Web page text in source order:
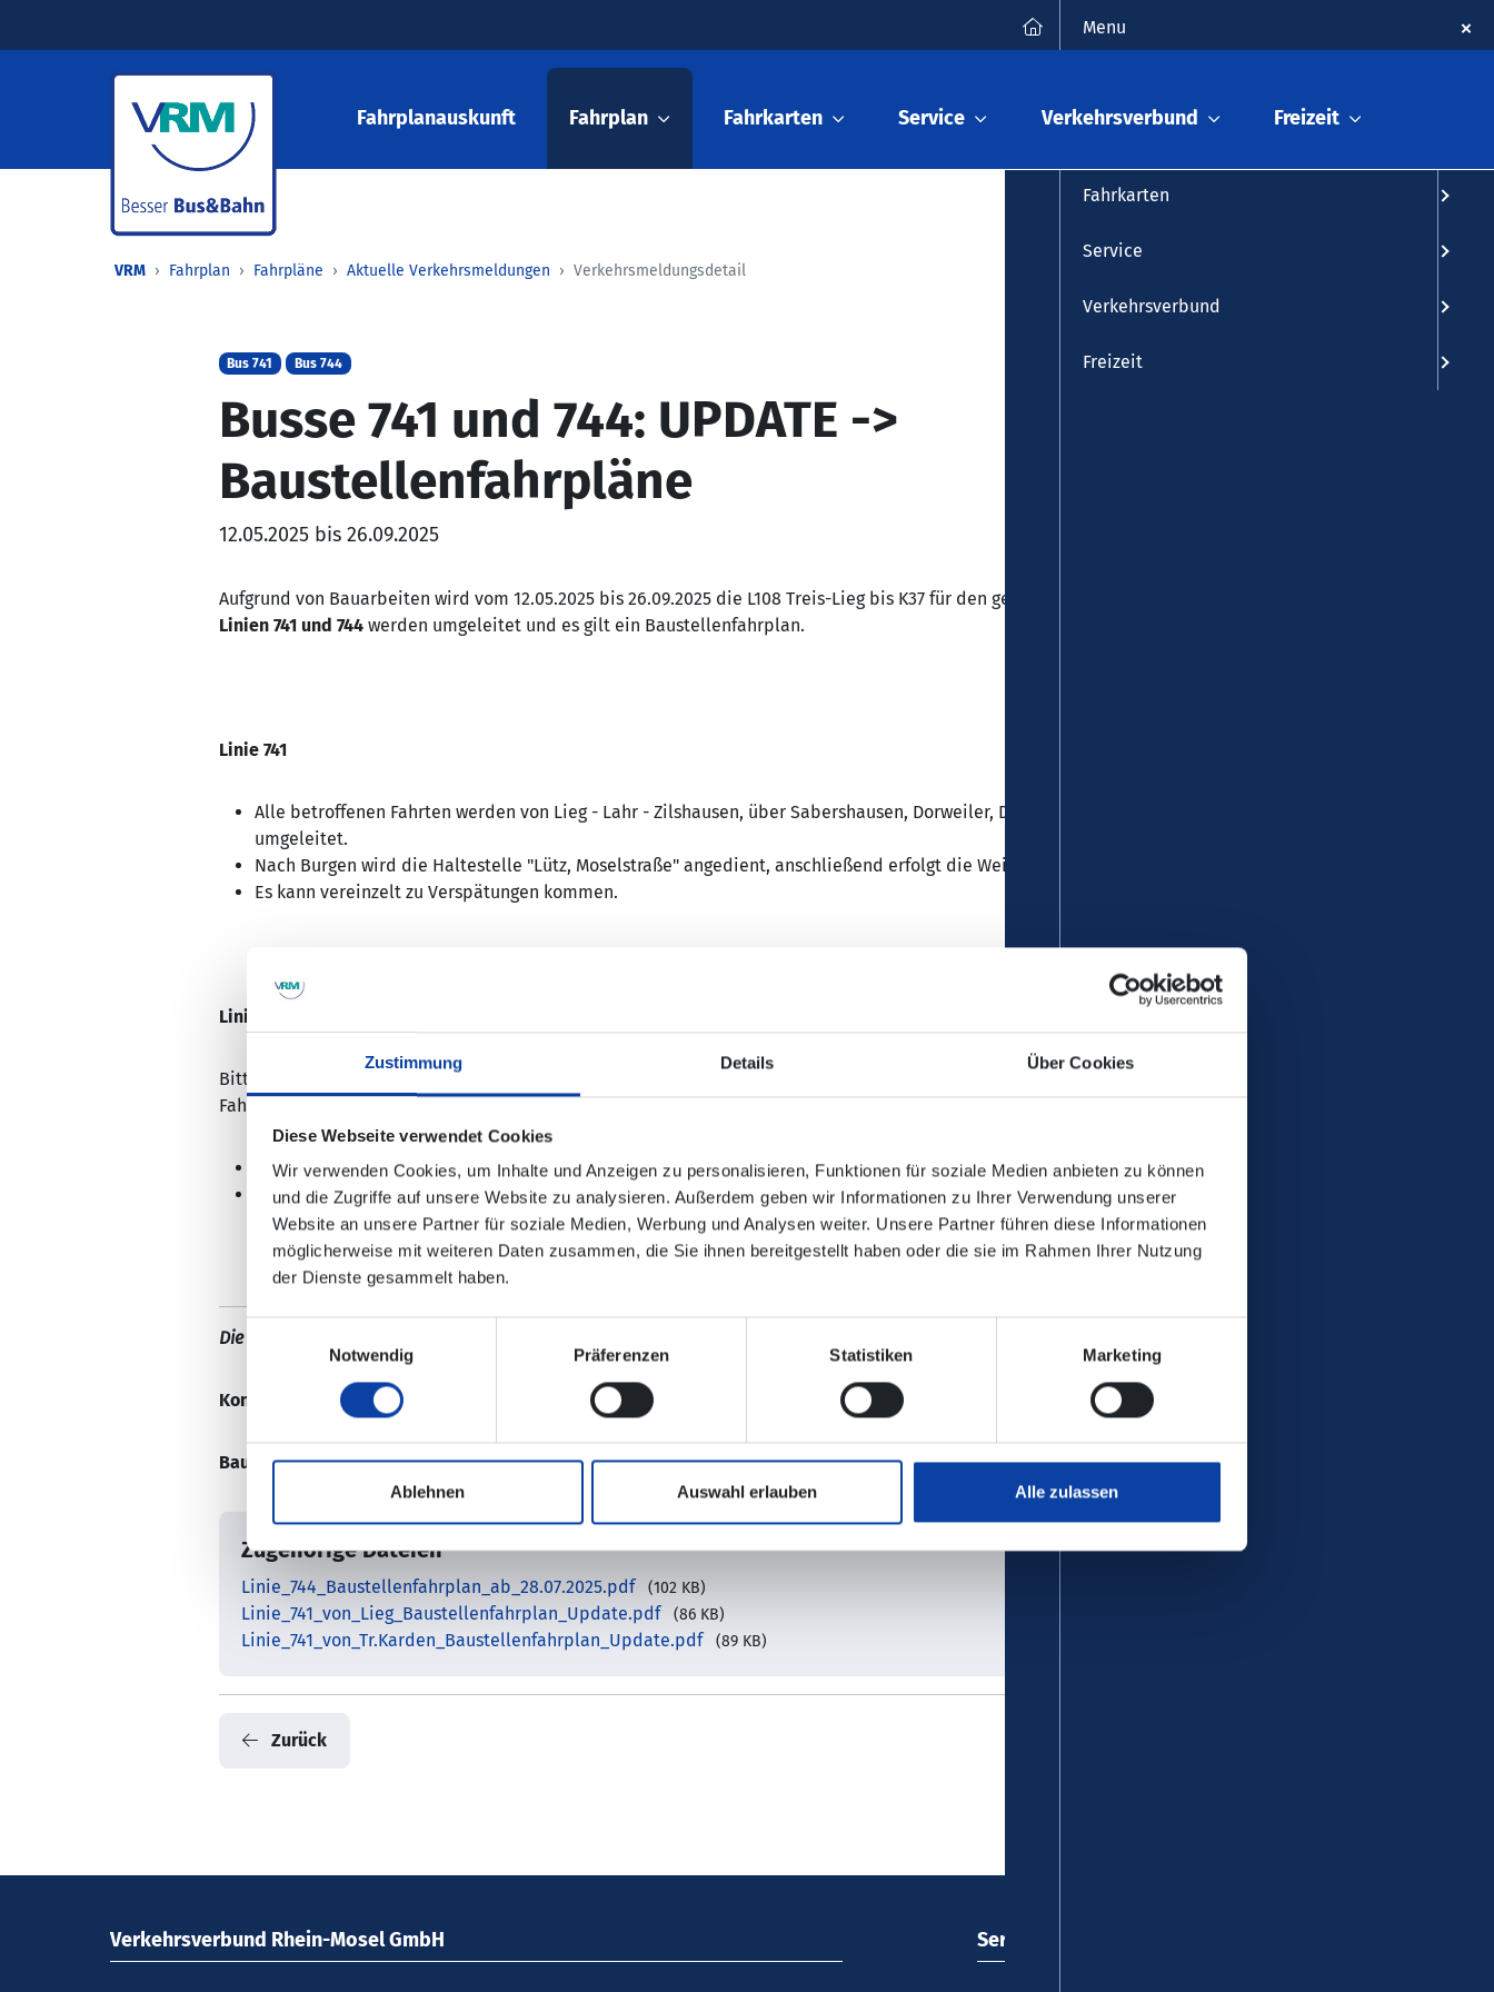
Zustimmung Details Über Cookies
Diese Webseite verwendet Cookies
Wir verwenden Cookies, um Inhalte und Anzeigen zu personalisieren, Funktionen für soziale Medien anbieten zu können
und die Zugriffe auf unsere Website zu analysieren. Außerdem geben wir Informationen zu Ihrer Verwendung unserer
Website an unsere Partner für soziale Medien, Werbung und Analysen weiter. Unsere Partner führen diese Informationen
möglicherweise mit weiteren Daten zusammen, die Sie ihnen bereitgestellt haben oder die sie im Rahmen Ihrer Nutzung
der Dienste gesammelt haben.
Notwendig
Präferenzen Statistiken Marketing
Ablehnen Auswahl erlauben Alle zulassen
Fahrplanauskunft Fahrplan Fahrkarten Service Verkehrsverbund Freizeit
VRM Fahrplan Fahrpläne Aktuelle Verkehrsmeldungen Verkehrsmeldungsdetail
Bus 741 Bus 744
Busse 741 und 744: UPDATE ->
Baustellenfahrpläne
12.05.2025 bis 26.09.2025
Aufgrund von Bauarbeiten wird vom 12.05.2025 bis 26.09.2025 die L108 Treis-Lieg bis K37 für den gesamten Verkehr gesperrt. Die
Linien 741 und 744werden umgeleitet und es gilt ein Baustellenfahrplan.
Linie 741
Alle betroffenen Fahrten werden von Lieg - Lahr - Zilshausen, über Sabershausen, Dorweiler, Dommershausen nach Burgen
umgeleitet.
Nach Burgen wird die Haltestelle "Lütz, Moselstraße" angedient, anschließend erfolgt die Weiterfahrt nach Treis-Karden.
Es kann vereinzelt zu Verspätungen kommen.
Linie 744
Bitte beachten Sie, dass zur Sicherstellung eines reibungslosen Ablaufs während der Bauzeit, folgende Fahrten abweichend vom
Fahrplan zusammengelegt wurden:
Treis-Karden Schulzentrum, ab 13:15 Uhr nach Hatzenport Bischofstein, an 13:39 Uhr
Treis-Karden Schulzentrum, ab 13:20 Uhr nach Keldung Feuerwehrhaus, an 14:06 Uhr
Die Änderungen sind nicht in der elektronischen Verbindungsauskunft enthalten!
Kontaktdaten: Fahrplan|abweichungen - Verkehrsbetriebe Mittelrhein
Baustellenfahrpläne:
Zugehörige Dateien
Linie_744_Baustellenfahrplan_ab_28.07.2025.pdf (102 KB)
Linie_741_von_Lieg_Baustellenfahrplan_Update.pdf (86 KB)
Linie_741_von_Tr.Karden_Baustellenfahrplan_Update.pdf (89 KB)
Zurück
Verkehrsverbund Rhein-Mosel GmbH Service
Menu
Fahrkarten
Service
Verkehrsverbund
Freizeit